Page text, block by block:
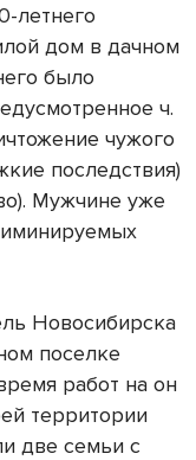
летнего
дом в дачном
было
ч.
чужого
последствия)
Мужчине уже
Новосибирска
поселке
работ на он
территории
две семьи с